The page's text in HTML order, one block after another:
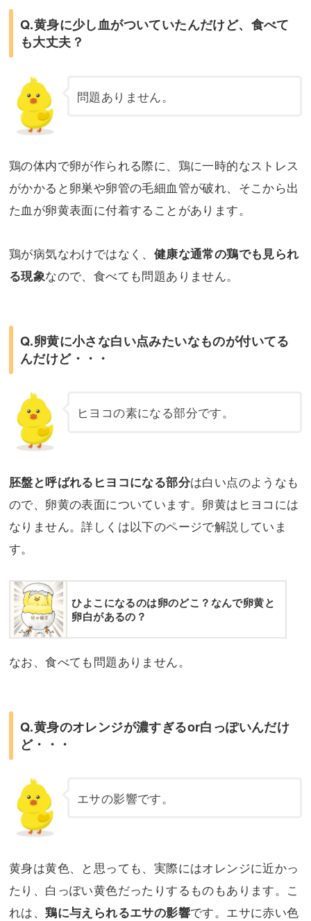
Q.黄身に少し血がついていたんだけど、食べて
も大丈夫？
問題ありません。
鶏の体内で卵が作られる際に、鶏に一時的なストレス
がかかると卵巣や卵管の毛細血管が破れ、そこから出
た血が卵黄表面に付着することがあります。
鶏が病気なわけではなく、 健康な通常の鶏でも見られ
る現象なので、食べても問題ありません。
Q.卵黄に小さな白い点みたいなものが付いてる
んだけど・・・
ヒヨコの素になる部分です。
胚盤と呼ばれるヒヨコになる部分は白い点のようなも
ので、卵黄の表面についています。卵黄はヒヨコには
なりません。詳しくは以下のページで解説していま
す。
ひよこになるのは卵のどこ？なんで卵黄と
卵白があるの？
なお、食べても問題ありません。
Q.黄身のオレンジが濃すぎるor白っぽいんだけ
ど・・・
エサの影響です。
黄身は黄色、と思っても、実際にはオレンジに近かっ
たり、白っぽい黄色だったりするものもあります。こ
れは、鶏に与えられるエサの影響です。エサに赤い色